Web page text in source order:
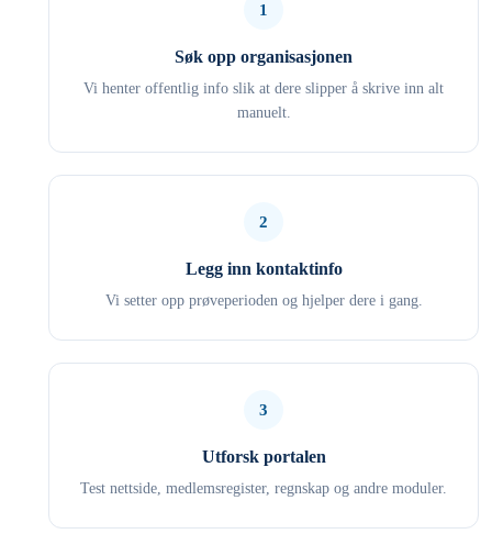
1
Søk opp organisasjonen
Vi henter offentlig info slik at dere slipper å skrive inn alt
manuelt.
2
Legg inn kontaktinfo
Vi setter opp prøveperioden og hjelper dere i gang.
3
Utforsk portalen
Test nettside, medlemsregister, regnskap og andre moduler.